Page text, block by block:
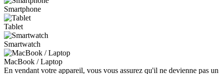
Smartphone
Tablet
Smartwatch
MacBook / Laptop
En vendant votre appareil, vous vous assurez qu'il ne devienne pas un